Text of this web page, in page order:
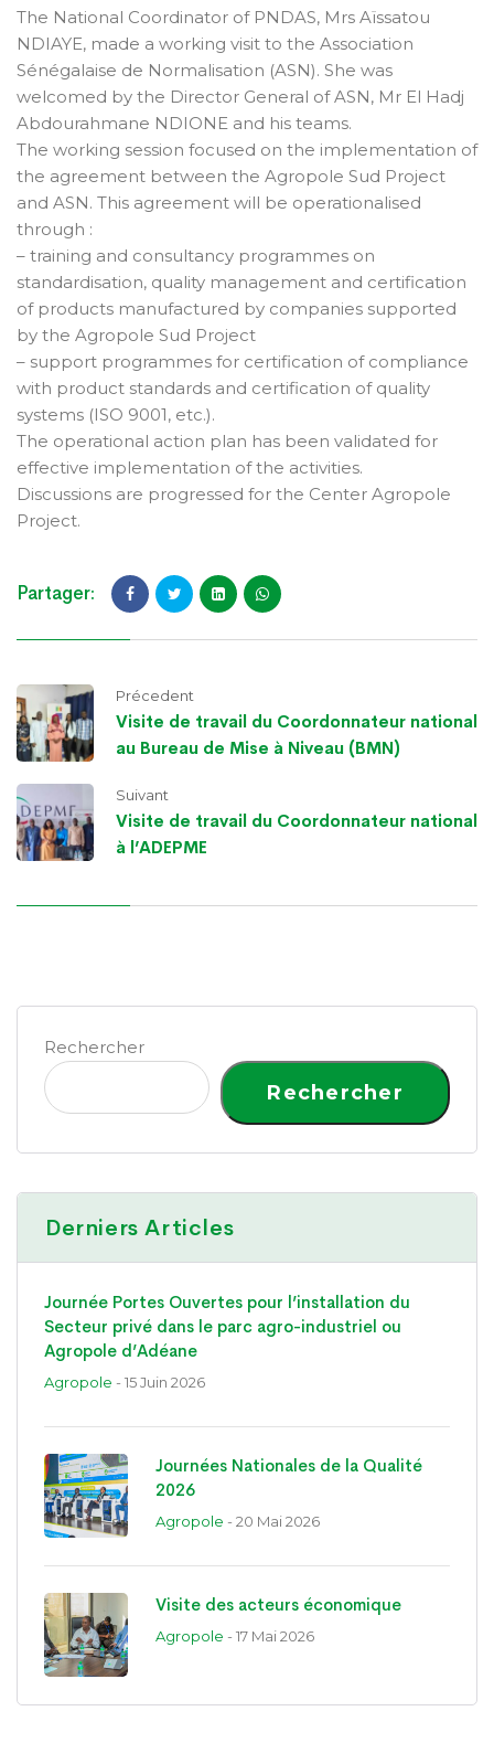
The National Coordinator of PNDAS, Mrs Aïssatou
NDIAYE, made a working visit to the Association
Sénégalaise de Normalisation (ASN). She was
welcomed by the Director General of ASN, Mr El Hadj
Abdourahmane NDIONE and his teams.
The working session focused on the implementation of
the agreement between the Agropole Sud Project
and ASN. This agreement will be operationalised
through :
– training and consultancy programmes on
standardisation, quality management and certification
of products manufactured by companies supported
by the Agropole Sud Project
– support programmes for certification of compliance
with product standards and certification of quality
systems (ISO 9001, etc.).
The operational action plan has been validated for
effective implementation of the activities.
Discussions are progressed for the Center Agropole
Project.
Partager:
Précedent
Visite de travail du Coordonnateur national
au Bureau de Mise à Niveau (BMN)
Suivant
Visite de travail du Coordonnateur national
à l’ADEPME
Rechercher
Rechercher
Derniers Articles
Journée Portes Ouvertes pour l’installation du
Secteur privé dans le parc agro-industriel ou
Agropole d’Adéane
Agropole - 15 Juin 2026
Journées Nationales de la Qualité
2026
Agropole - 20 Mai 2026
Visite des acteurs économique
Agropole - 17 Mai 2026